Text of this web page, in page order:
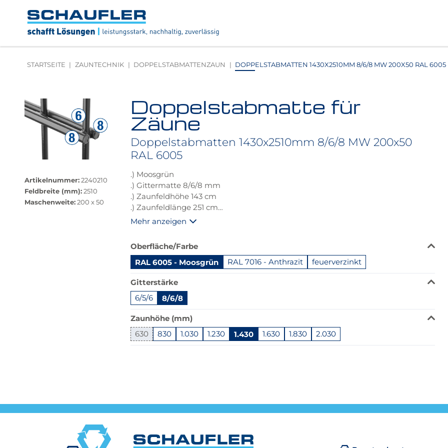
Hauptnavigation
Footernavigation
Logo
verlinkt
zur
STARTSEITE ZAUNTECHNIK DOPPELSTABMATTENZAUN DOPPELSTABMATTEN 1430X2510MM 8/6/8 MW 200X50 RAL 6005
Produktbilder
überspringen
Bildversion
anzeigen
Artikelnummer:2240210
Feldbreite (mm):2510
Maschenweite:200 x 50
Doppelstabmatte für
Zäune
Doppelstabmatten 1430x2510mm 8/6/8 MW 200x50
RAL 6005
.) Moosgrün
.) Gittermatte 8/6/8 mm
.) Zaunfeldhöhe 143 cm
.) Zaunfeldlänge 251 cm
.) Maschenweite 200x50 mm
Mehr anzeigen
Das
Produkt
ist
in
dieser
Variante
nicht
verfügbar.
Bei
Klick
beste
der
Oberfläche/Farbe
RAL 6005 - Moosgrün
RAL 7016 - Anthrazit feuerverzinkt
Gitterstärke
6/5/6
8/6/8
Zaunhöhe (mm)
630 830 1.030 1.230 1.430 1.630 1.830
2.030